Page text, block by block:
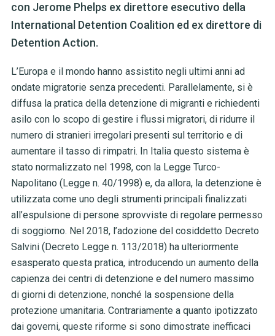
con Jerome Phelps ex direttore esecutivo della
International Detention Coalition ed ex direttore di
Detention Action.
L’Europa e il mondo hanno assistito negli ultimi anni ad
ondate migratorie senza precedenti. Parallelamente, si è
diffusa la pratica della detenzione di migranti e richiedenti
asilo con lo scopo di gestire i flussi migratori, di ridurre il
numero di stranieri irregolari presenti sul territorio e di
aumentare il tasso di rimpatri. In Italia questo sistema è
stato normalizzato nel 1998, con la Legge Turco-
Napolitano (Legge n. 40/1998) e, da allora, la detenzione è
utilizzata come uno degli strumenti principali finalizzati
all’espulsione di persone sprovviste di regolare permesso
di soggiorno. Nel 2018, l’adozione del cosiddetto Decreto
Salvini (Decreto Legge n. 113/2018) ha ulteriormente
esasperato questa pratica, introducendo un aumento della
capienza dei centri di detenzione e del numero massimo
di giorni di detenzione, nonché la sospensione della
protezione umanitaria. Contrariamente a quanto ipotizzato
dai governi, queste riforme si sono dimostrate inefficaci